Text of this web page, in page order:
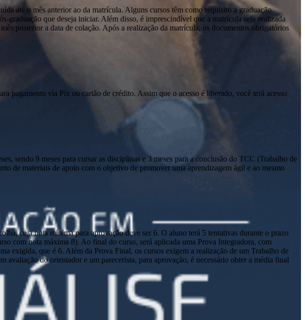
até o mês anterior ao da matrícula. Alguns cursos têm como requisito a graduação
graduação que deseja iniciar. Além disso, é imprescindível que a matrícula seja realizada
posterior a data de colação. Após a realização da matrícula, os documentos obrigatórios
pagamento via Pix ou cartão de crédito. Assim que o acesso é liberado, você terá acesso
sendo 9 meses para cursar as disciplinas e 3 meses para a conclusão do TCC (Trabalho de
de materiais de apoio com o objetivo de promover uma aprendizagem ágil e ao mesmo
cuja nota mínima para aprovação deve ser 6. O aluno terá 5 tentativas durante o prazo
com nota máxima 8). Ao final do curso, será aplicada uma Prova Integradora, com
exigida, que é 6. Além da Prova Final, os cursos exigem a realização de um Trabalho de
do orientador e um parecerista, para aprovação, é necessário obter a média final